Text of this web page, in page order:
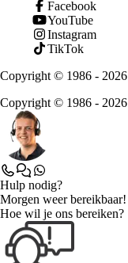
Facebook
YouTube
Instagram
TikTok
Copyright © 1986 - 2026
Copyright © 1986 - 2026
Hulp nodig?
Morgen weer bereikbaar!
Hoe wil je ons bereiken?